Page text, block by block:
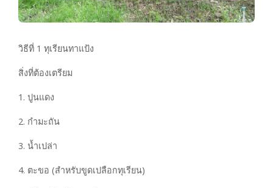
วิธีที่ 1 ทุเรียนทาแป้ง
สิ่งที่ต้องเตรียม
1. ปูนแดง
2. กำมะถัน
3. น้ำเปล่า
4. ตะขอ (สำหรับขูดเปลือกทุเรียน)